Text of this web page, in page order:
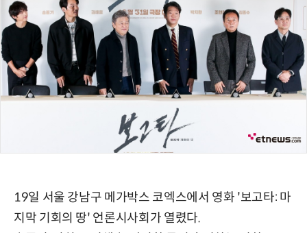
19일 서울 강남구 메가박스 코엑스에서 영화 '보고타: 마
지막 기회의 땅' 언론시사회가 열렸다.